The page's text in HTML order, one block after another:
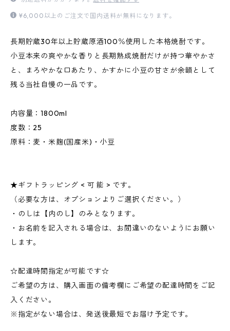
¥6,000以上のご注文で国内送料が無料になります。
長期貯蔵30年以上貯蔵原酒100％使用した本格焼酎です。
小豆本来の爽やかな香りと長期熟成焼酎だけが持つ華やかさ
と、まろやかな口あたり、かすかに小豆の甘さが余韻として
残る当社自慢の一品です。
内容量：1800ml
度数：25
原料：麦・米麹(国産米)・小豆
★ギフトラッピング < 可 能 > です。
（必要な方は、オプションよりご選択ください。）
・のしは【内のし】のみとなります。
・お名前を記入される場合は、お間違いのないようにお願い
します。
☆配達時間指定が可能です☆
ご希望の方は、購入画面の備考欄にご希望の配達時間をご記
入ください。
※指定がない場合は、発送後最短でお届け予定です。